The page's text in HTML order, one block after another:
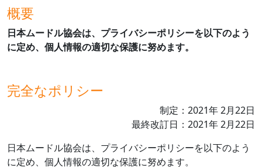
概要
日本ムードル協会は、プライバシーポリシーを以下のよう
に定め、個人情報の適切な保護に努めます。
完全なポリシー
制定： 2021年2月22日
最終改訂日： 2021年2月22日
日本ムードル協会は、プライバシーポリシーを以下のよう
に定め、個人情報の適切な保護に努めます。